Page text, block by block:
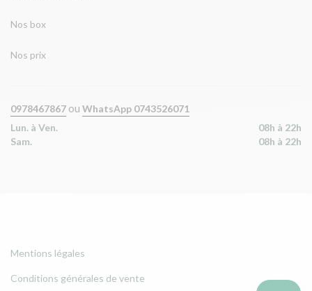
Nos box
Nos prix
0978467867 ou WhatsApp 0743526071
Lun. à Ven.
08h à 22h
Sam.
08h à 22h
Mentions légales
Conditions générales de vente